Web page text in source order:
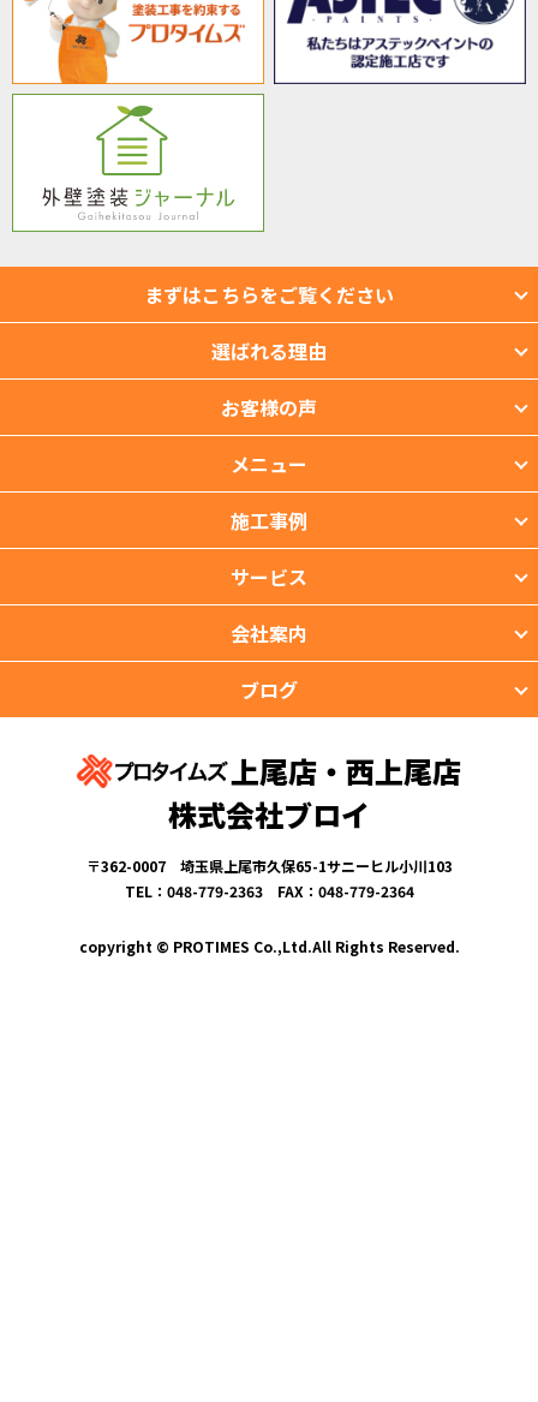
まずはこちらをご覧ください
選ばれる理由
お客様の声
メニュー
施工事例
サービス
会社案内
ブログ
上尾店・西上尾店
株式会社ブロイ
〒362-0007 埼玉県上尾市久保65-1サニーヒル小川103
TEL：048-779-2363 FAX：048-779-2364
copyright © PROTIMES Co.,Ltd.All Rights Reserved.